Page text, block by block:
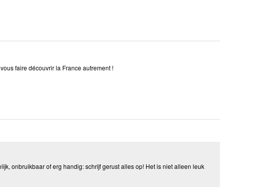
faire découvrir la France autrement !
onbruikbaar of erg handig: schrijf gerust alles op! Het is niet alleen leuk